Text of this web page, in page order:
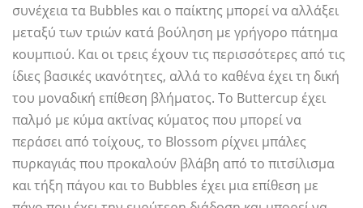
συνέχεια τα Bubbles και ο παίκτης μπορεί να αλλάξει
μεταξύ των τριών κατά βούληση με γρήγορο πάτημα
κουμπιού. Και οι τρεις έχουν τις περισσότερες από τις
ίδιες βασικές ικανότητες, αλλά το καθένα έχει τη δική
του μοναδική επίθεση βλήματος. Το Buttercup έχει
παλμό με κύμα ακτίνας κύματος που μπορεί να
περάσει από τοίχους, το Blossom ρίχνει μπάλες
πυρκαγιάς που προκαλούν βλάβη από το πιτσίλισμα
και τήξη πάγου και το Bubbles έχει μια επίθεση με